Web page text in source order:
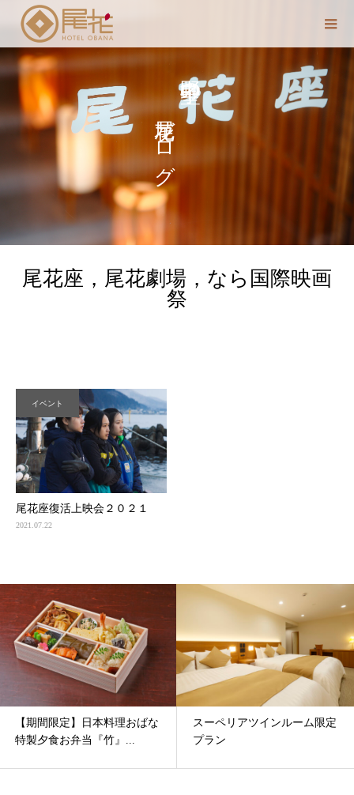
中野 聖子の
尾花ブログ
尾花座，尾花劇場，なら国際映画
祭
イベント
尾花座復活上映会２０２１
2021.07.22
【期間限定】日本料理おばな
特製夕食お弁当『竹』...
スーペリアツインルーム限定
プラン